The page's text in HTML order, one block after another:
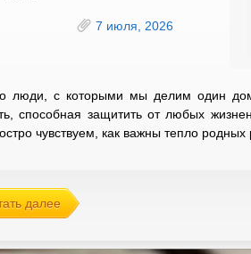
7 июля, 2026
люди, с которыми мы делим один
способная защитить от любых
чувствуем, как важны тепло родных
далее